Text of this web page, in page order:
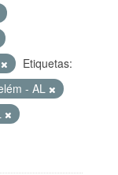
Etiquetas:
- AL